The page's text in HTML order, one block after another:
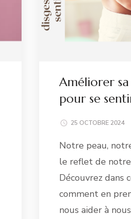
Améliorer
pour se
25 OCTOBRE 2024
Notre peau,
le reflet de
Découvrez dans
comment en
nous aider à